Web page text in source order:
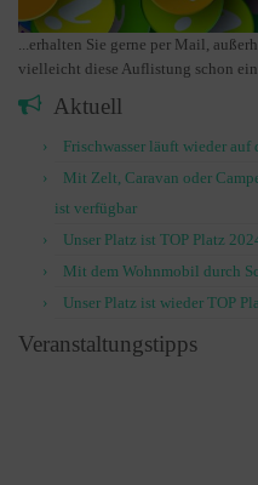
...erhalten Sie gerne per Mail,
vielleicht diese Auflistung schon
Aktuell
Frischwasser läuft wieder
Mit Zelt, Caravan oder
ist verfügbar
Unser Platz ist TOP Platz
Mit dem Wohnmobil durch
Unser Platz ist wieder TOP
Veranstaltungstipps